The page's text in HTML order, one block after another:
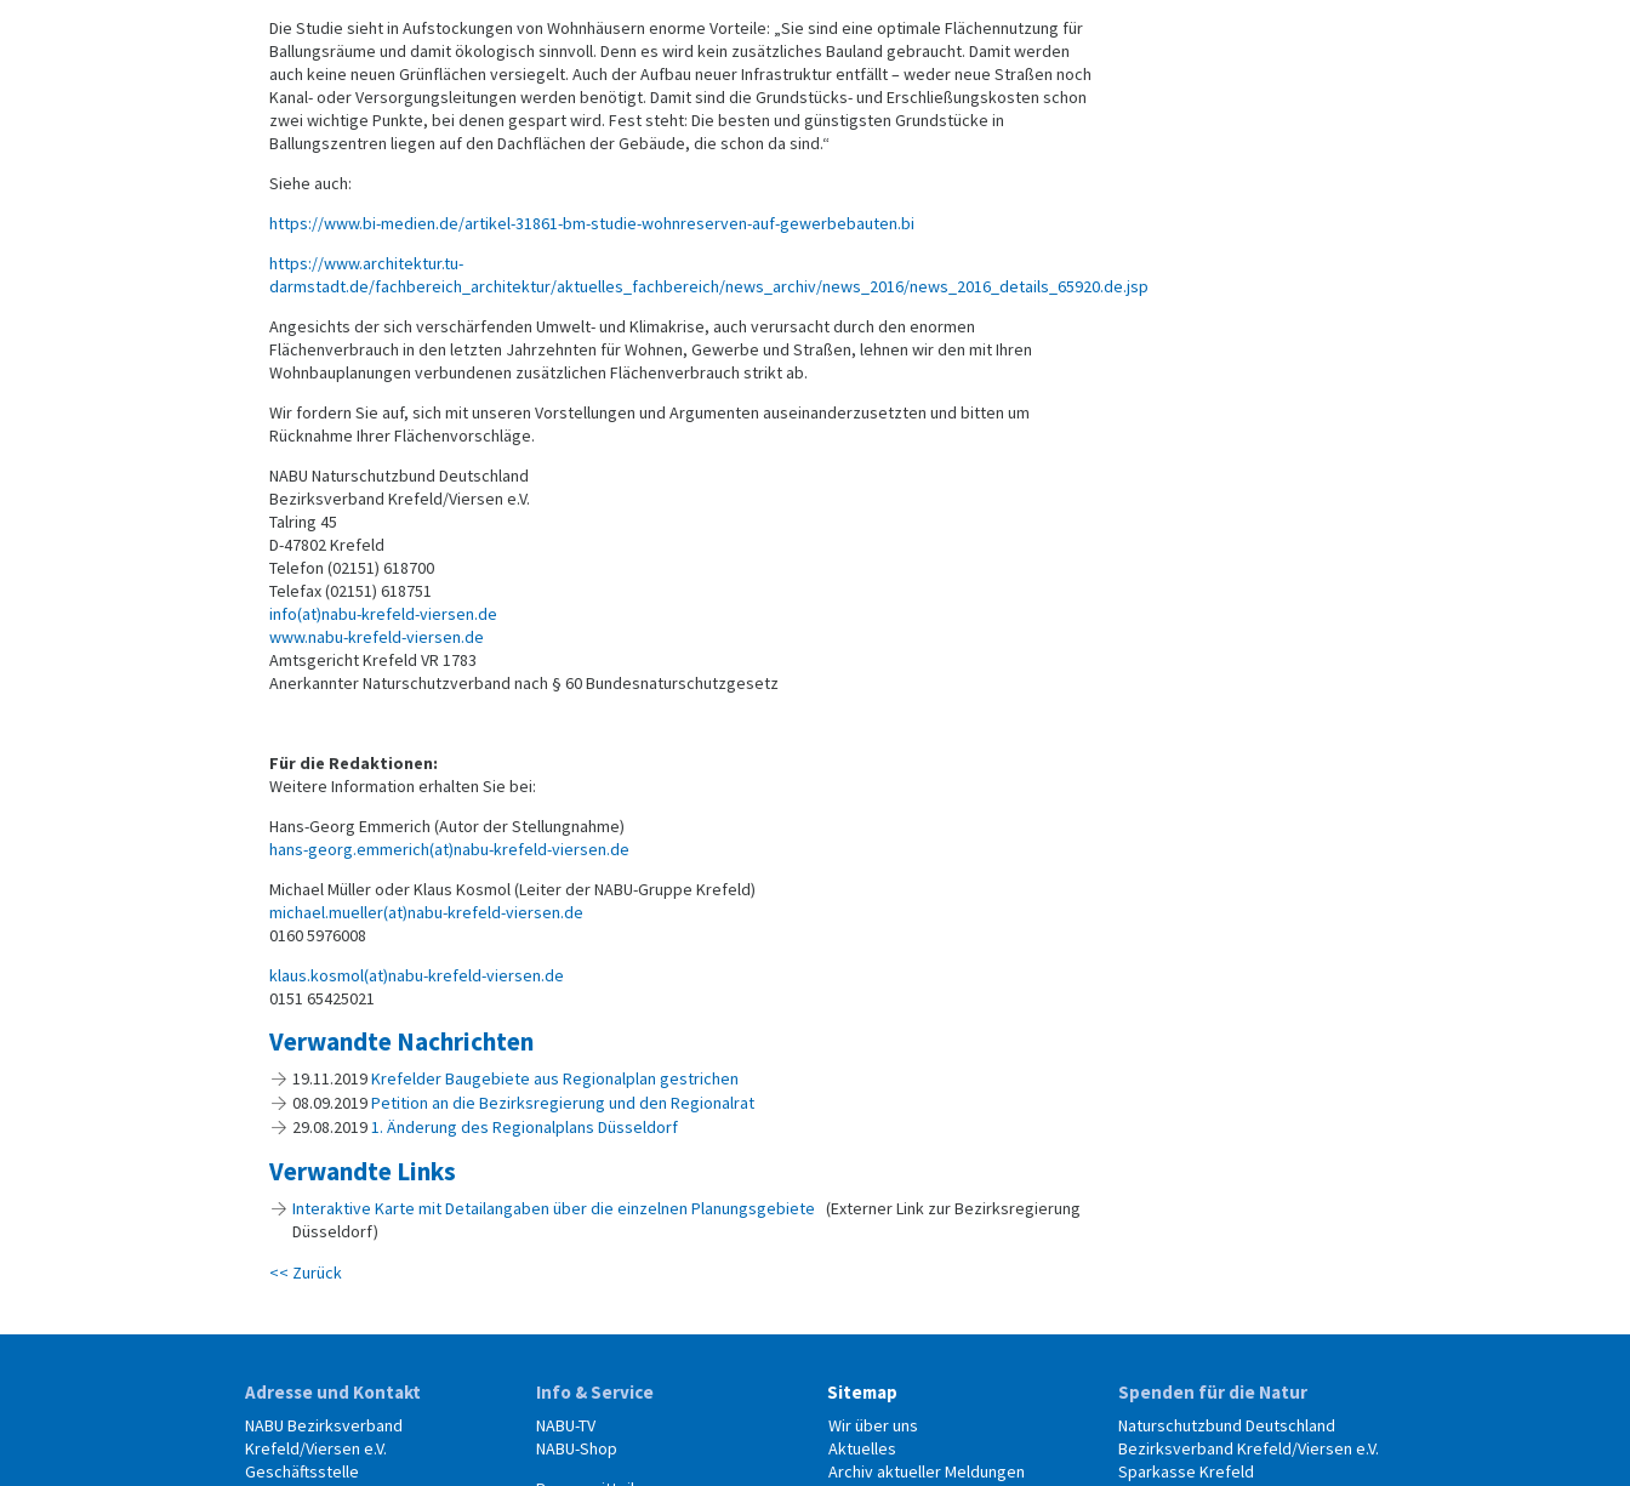
Die Studie sieht in Aufstockungen von Wohnhäusern enorme Vorteile: „Sie sind eine optimale Flächennutzung für
Ballungsräume und damit ökologisch sinnvoll. Denn es wird kein zusätzliches Bauland gebraucht. Damit werden
auch keine neuen Grünflächen versiegelt. Auch der Aufbau neuer Infrastruktur entfällt – weder neue Straßen noch
Kanal- oder Versorgungsleitungen werden benötigt. Damit sind die Grundstücks- und Erschließungskosten schon
zwei wichtige Punkte, bei denen gespart wird. Fest steht: Die besten und günstigsten Grundstücke in
Ballungszentren liegen auf den Dachflächen der Gebäude, die schon da sind.“
Siehe auch:
https://www.bi-medien.de/artikel-31861-bm-studie-wohnreserven-auf-gewerbebauten.bi
https://www.architektur.tu-
darmstadt.de/fachbereich_architektur/aktuelles_fachbereich/news_archiv/news_2016/news_2016_details_65920.de.jsp
Angesichts der sich verschärfenden Umwelt- und Klimakrise, auch verursacht durch den enormen
Flächenverbrauch in den letzten Jahrzehnten für Wohnen, Gewerbe und Straßen, lehnen wir den mit Ihren
Wohnbauplanungen verbundenen zusätzlichen Flächenverbrauch strikt ab.
Wir fordern Sie auf, sich mit unseren Vorstellungen und Argumenten auseinanderzusetzten und bitten um
Rücknahme Ihrer Flächenvorschläge.
NABU Naturschutzbund Deutschland
Bezirksverband Krefeld/Viersen e.V.
Talring 45
D-47802 Krefeld
Telefon (02151) 618700
Telefax (02151) 618751
info(at)nabu-krefeld-viersen.de
www.nabu-krefeld-viersen.de
Amtsgericht Krefeld VR 1783
Anerkannter Naturschutzverband nach § 60 Bundesnaturschutzgesetz
Für die Redaktionen:
Weitere Information erhalten Sie bei:
Hans-Georg Emmerich (Autor der Stellungnahme)
hans-georg.emmerich(at)nabu-krefeld-viersen.de
Michael Müller oder Klaus Kosmol (Leiter der NABU-Gruppe Krefeld)
michael.mueller(at)nabu-krefeld-viersen.de
0160 5976008
klaus.kosmol(at)nabu-krefeld-viersen.de
0151 65425021
Verwandte Nachrichten
19.11.2019Krefelder Baugebiete aus Regionalplan gestrichen
08.09.2019Petition an die Bezirksregierung und den Regionalrat
29.08.20191. Änderung des Regionalplans Düsseldorf
Verwandte Links
Interaktive Karte mit Detailangaben über die einzelnen Planungsgebiete (Externer Link zur Bezirksregierung
Düsseldorf)
<< Zurück
Adresse und Kontakt
NABU Bezirksverband
Krefeld/Viersen e.V.
Geschäftsstelle
Info & Service
NABU-TV
NABU-Shop
Sitemap
Wir über uns
Aktuelles
Archiv aktueller Meldungen
Spenden für die Natur
Naturschutzbund Deutschland
Bezirksverband Krefeld/Viersen e.V.
Sparkasse Krefeld